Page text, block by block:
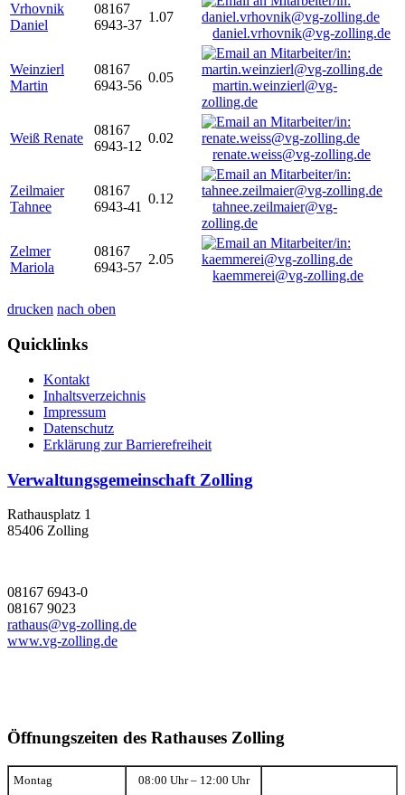
Vrhovnik
Daniel
08167
6943-37
1.07
daniel.vrhovnik@vg-zolling.de
Weinzierl
Martin
08167
6943-56
0.05
martin.weinzierl@vg-
zolling.de
Weiß Renate
08167
6943-12
0.02
renate.weiss@vg-zolling.de
Zeilmaier
Tahnee
08167
6943-41
0.12
tahnee.zeilmaier@vg-
zolling.de
Zelmer
Mariola
08167
6943-57
2.05
kaemmerei@vg-zolling.de
drucken nach oben
Quicklinks
Kontakt
Inhaltsverzeichnis
Impressum
Datenschutz
Erklärung zur Barrierefreiheit
Verwaltungsgemeinschaft Zolling
Rathausplatz 1
85406 Zolling
08167 6943-0
08167 9023
rathaus@vg-zolling.de
www.vg-zolling.de
Öffnungszeiten des Rathauses Zolling
Montag 08:00 Uhr – 12:00 Uhr